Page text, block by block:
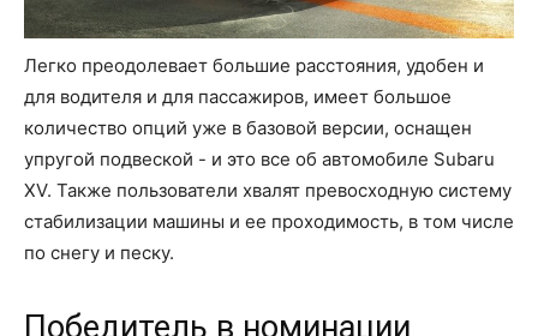
Легко преодолевает большие расстояния, удобен и
для водителя и для пассажиров, имеет большое
количество опций уже в базовой версии, оснащен
упругой подвеской - и это все об автомобиле Subaru
XV. Также пользователи хвалят превосходную систему
стабилизации машины и ее проходимость, в том числе
по снегу и песку.
Победитель в номинации